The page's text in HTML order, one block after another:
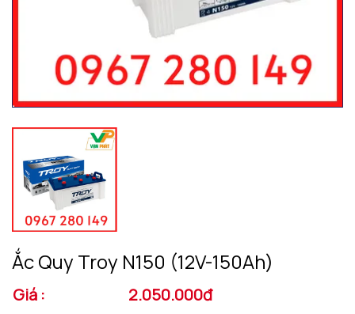
Ắc Quy Troy N150 (12V-150Ah)
Giá : 2.050.000đ